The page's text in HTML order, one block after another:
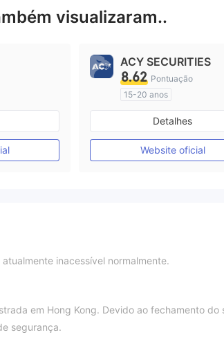
visualizaram..
ACY SECURITIES
8.62 Pontuação
15-20 anos
Austrália Regulamento
Market Marketing (MM)
Etiqueta principal MT4
Detalhes
Website oficial
inacessível normalmente.
em Hong Kong. Devido ao fechamento do
segurança.